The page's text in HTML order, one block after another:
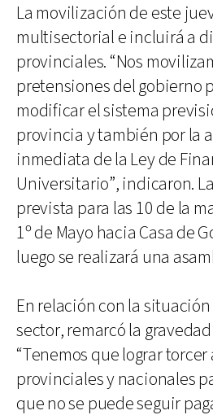
La movilización de este
multisectorial e incluirá a
provinciales. “Nos
pretensiones del gobierno
modificar el sistema
provincia y también por la
inmediata de la Ley de
Universitario”, indicaron.
prevista para las 10 de la
1º de Mayo hacia Casa de
luego se realizará una
En relación con la
sector, remarcó la
“Tenemos que lograr
provinciales y nacionales
que no se puede seguir